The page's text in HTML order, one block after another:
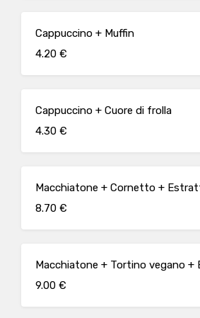
Cappuccino + Muffin
4.20 €
Cappuccino + Cuore di frolla
4.30 €
Macchiatone + Cornetto +
8.70 €
Macchiatone + Tortino vegano
9.00 €